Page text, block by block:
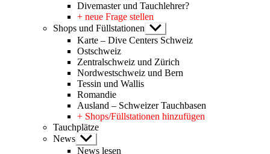
Divemaster und Tauchlehrer?
+ neue Frage stellen
Shops und Füllstationen Untermenü
anzeigen
Karte – Dive Centers Schweiz
Ostschweiz
Zentralschweiz und Zürich
Nordwestschweiz und Bern
Tessin und Wallis
Romandie
Ausland – Schweizer Tauchbasen
+ Shops/Füllstationen hinzufügen
Tauchplätze
News Untermenü
anzeigen
News lesen